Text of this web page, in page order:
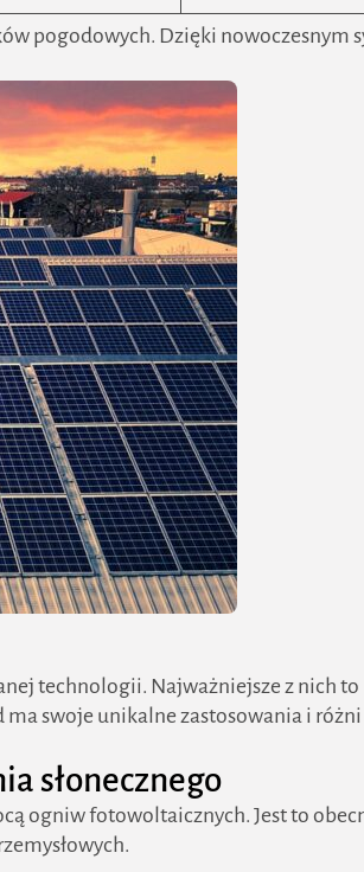
pogodowych. Dzięki nowoczesnym
technologii. Najważniejsze z nich to
ma swoje unikalne zastosowania i różni
słonecznego
ogniw fotowoltaicznych. Jest to